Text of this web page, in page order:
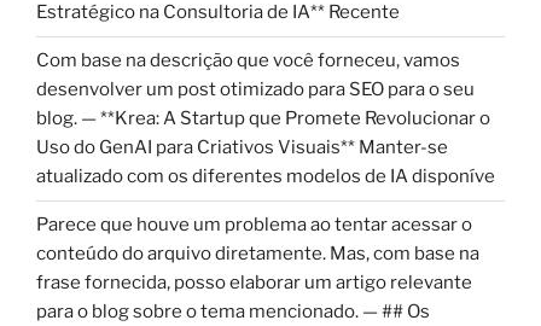
Estratégico na Consultoria de IA** Recente
Com base na descrição que você forneceu, vamos
desenvolver um post otimizado para SEO para o seu
blog. — **Krea: A Startup que Promete Revolucionar o
Uso do GenAI para Criativos Visuais** Manter-se
atualizado com os diferentes modelos de IA disponíve
Parece que houve um problema ao tentar acessar o
conteúdo do arquivo diretamente. Mas, com base na
frase fornecida, posso elaborar um artigo relevante
para o blog sobre o tema mencionado. — ## Os